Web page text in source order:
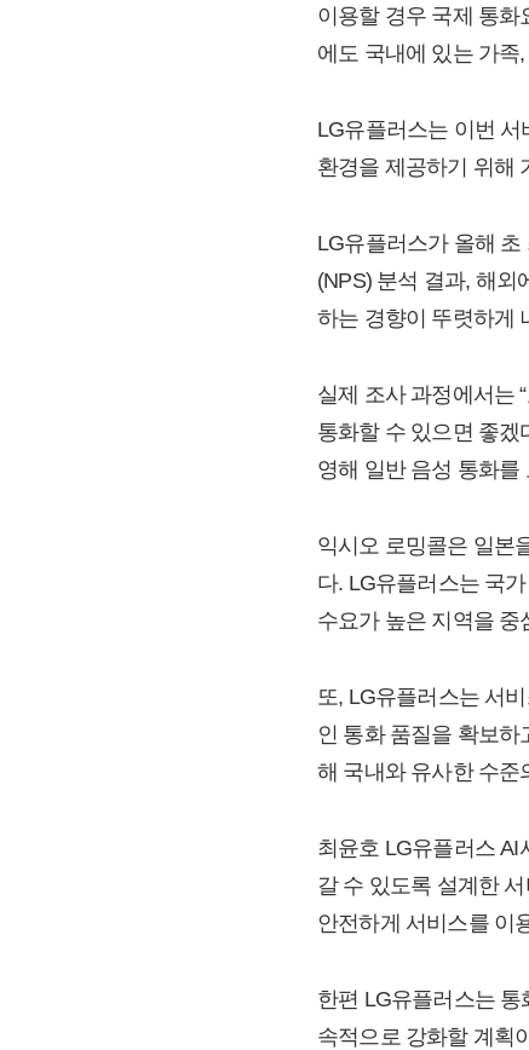
이용할 경우 국제 통
에도 국내에 있는 가족
LG유플러스는 이번
환경을 제공하기 위해
LG유플러스가 올해
(NPS) 분석 결과, 해
하는 경향이 뚜렷하게
실제 조사 과정에서는
통화할 수 있으면 좋겠
영해 일반 음성 통화
익시오 로밍콜은 일본
다. LG유플러스는 국
수요가 높은 지역을
또, LG유플러스는 서
인 통화 품질을 확보
해 국내와 유사한 수준
최윤호 LG유플러스 AI
갈 수 있도록 설계한
안전하게 서비스를 이
한편 LG유플러스는
속적으로 강화할 계획